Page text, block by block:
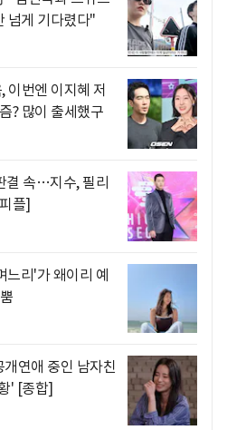
넘게 기다렸다"
이번엔 이지혜 저
? 많이 출세했구
결 속…지수, 필리
플]
느리'가 왜이리 예
연애 중인 남자친
' [종합]